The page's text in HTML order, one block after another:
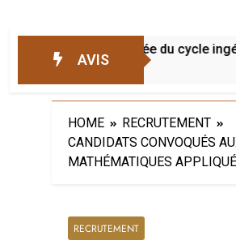
AVIS
et en 1ère année du cycle
HOME
RECRUTEMENT
CANDIDATS CONVOQUÉS
MATHÉMATIQUES
RECRUTEMENT